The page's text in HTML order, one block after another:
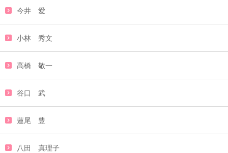
今井 愛
小林 秀文
高橋 敬一
谷口 武
蓮尾 豊
八田 真理子